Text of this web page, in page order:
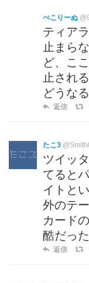
ぺこりーぬ
ティア
止まら
ど、こ
止され
どうな
返信
たこ3
ツイッ
てると
イトと
外のテ
カード
酷だっ
返信